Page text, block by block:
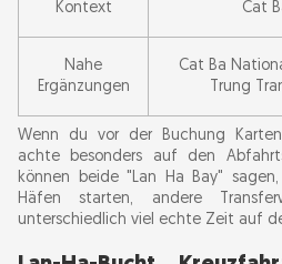
Kontext
Cat
Nahe
Ergänzungen
Cat Ba
Trung
Wenn du vor der Buchung
achte besonders auf den
können beide "Lan Ha Bay"
Häfen starten, andere
unterschiedlich viel echte Zeit auf